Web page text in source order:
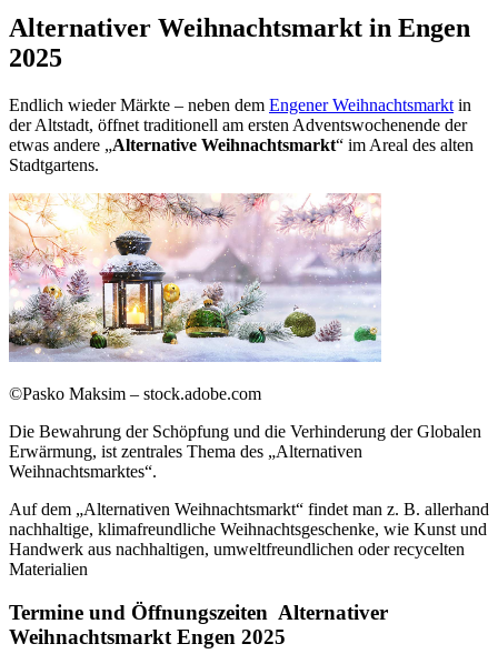
Alternativer Weihnachtsmarkt in Engen
2025
Endlich wieder Märkte – neben dem Engener Weihnachtsmarkt in
der Altstadt, öffnet traditionell am ersten Adventswochenende der
etwas andere „Alternative Weihnachtsmarkt“ im Areal des alten
Stadtgartens.
©Pasko Maksim – stock.adobe.com
Die Bewahrung der Schöpfung und die Verhinderung der Globalen
Erwärmung, ist zentrales Thema des „Alternativen
Weihnachtsmarktes“.
Auf dem „Alternativen Weihnachtsmarkt“ findet man z. B. allerhand
nachhaltige, klimafreundliche Weihnachtsgeschenke, wie Kunst und
Handwerk aus nachhaltigen, umweltfreundlichen oder recycelten
Materialien
Termine und Öffnungszeiten Alternativer
Weihnachtsmarkt Engen 2025